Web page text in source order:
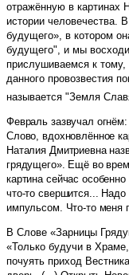
отражённую в
истории человечества.
будущего», в котором
будущего", и мы
прислушиваемся к тому,
данного провозвестия
называется "Земля
Февраль зазвучал
Слово, вдохновлённое
Наталия Дмитриевна
грядущего». Ещё во
картина сейчас
что-то свершится...
импульсом. Что-то меня
В Слове «Зарницы
«Только будучи в
почуять приход